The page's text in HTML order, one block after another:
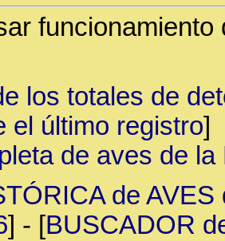
los totales de
el último registro]
de aves de
de
] - [BUSCADOR